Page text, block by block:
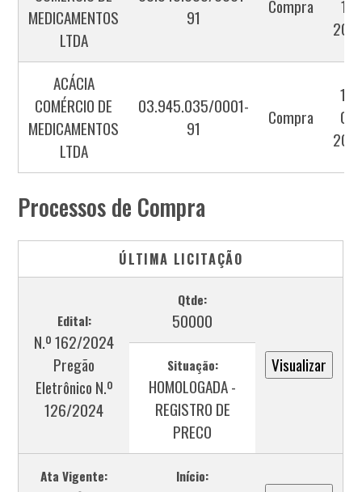
MEDICAMENTOS
LTDA
91
Compra
11-
ACÁCIA
COMÉRCIO DE
MEDICAMENTOS
LTDA
03.945.035/0001-
91
Compra
15-
01-
Processos de Compra
ÚLTIMA LICITAÇÃO
Edital:
N.º 162/2024
Pregão
Eletrônico N.º
126/2024
Qtde:
50000
Situação:
HOMOLOGADA -
REGISTRO DE
PRECO
Ata Vigente: Início: